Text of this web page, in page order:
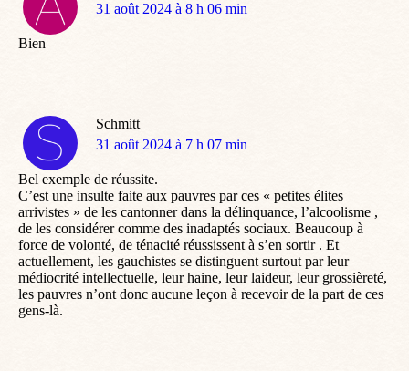
dit
31 août 2024 à 8 h 06 min
Bien
Schmitt
dit
31 août 2024 à 7 h 07 min
Bel exemple de réussite.
C’est une insulte faite aux pauvres par ces « petites élites
arrivistes » de les cantonner dans la délinquance, l’alcoolisme ,
de les considérer comme des inadaptés sociaux. Beaucoup à
force de volonté, de ténacité réussissent à s’en sortir . Et
actuellement, les gauchistes se distinguent surtout par leur
médiocrité intellectuelle, leur haine, leur laideur, leur grossièreté,
les pauvres n’ont donc aucune leçon à recevoir de la part de ces
gens-là.